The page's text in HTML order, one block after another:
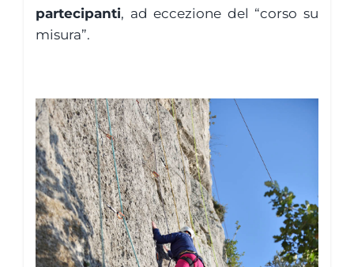
partecipanti, ad eccezione del “corso su
misura”.